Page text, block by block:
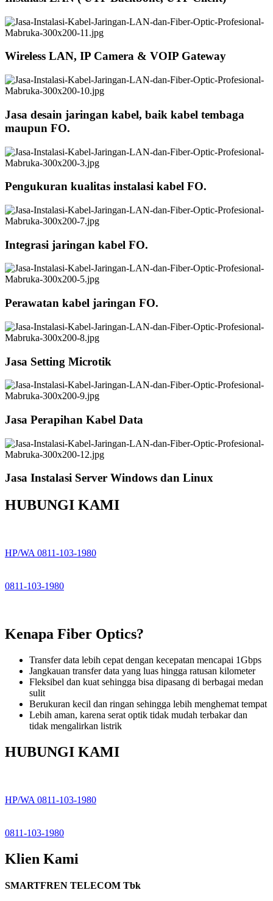
Wireless LAN, IP Camera & VOIP Gateway
Jasa desain jaringan kabel, baik kabel tembaga
maupun FO.
Pengukuran kualitas instalasi kabel FO.
Integrasi jaringan kabel FO.
Perawatan kabel jaringan FO.
Jasa Setting Microtik
Jasa Perapihan Kabel Data
Jasa Instalasi Server Windows dan Linux
HUBUNGI KAMI
HP/WA 0811-103-1980
0811-103-1980
Kenapa Fiber Optics?
Transfer data lebih cepat dengan kecepatan mencapai 1Gbps
Jangkauan transfer data yang luas hingga ratusan kilometer
Fleksibel dan kuat sehingga bisa dipasang di berbagai medan
sulit
Berukuran kecil dan ringan sehingga lebih menghemat tempat
Lebih aman, karena serat optik tidak mudah terbakar dan
tidak mengalirkan listrik
HUBUNGI KAMI
HP/WA 0811-103-1980
0811-103-1980
Klien Kami
SMARTFREN TELECOM Tbk